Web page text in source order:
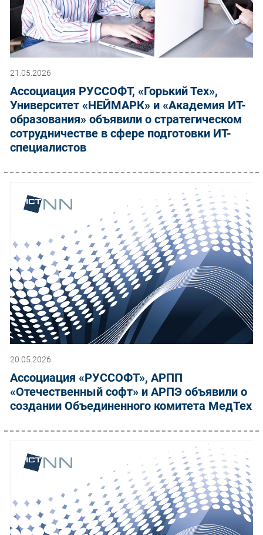
21.05.2026
Ассоциация РУССОФТ, «Горький Тех»,
Университет «НЕЙМАРК» и «Академия ИТ-
образования» объявили о стратегическом
сотрудничестве в сфере подготовки ИТ-
специалистов
20.05.2026
Ассоциация «РУССОФТ», АРПП
«Отечественный софт» и АРПЭ объявили о
создании Объединенного комитета МедТех